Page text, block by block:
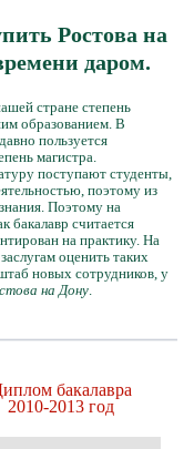
Ростова на
даром.
стране степень
образованием. В
пользуется
магистра.
поступают студенты,
поэтому из
Поэтому на
бакалавр считается
на практику. На
оценить таких
новых сотрудников, у
на Дону.
бакалавра
2010-2013 год